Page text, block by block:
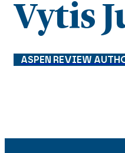
Vytis
ASPEN REVIEW